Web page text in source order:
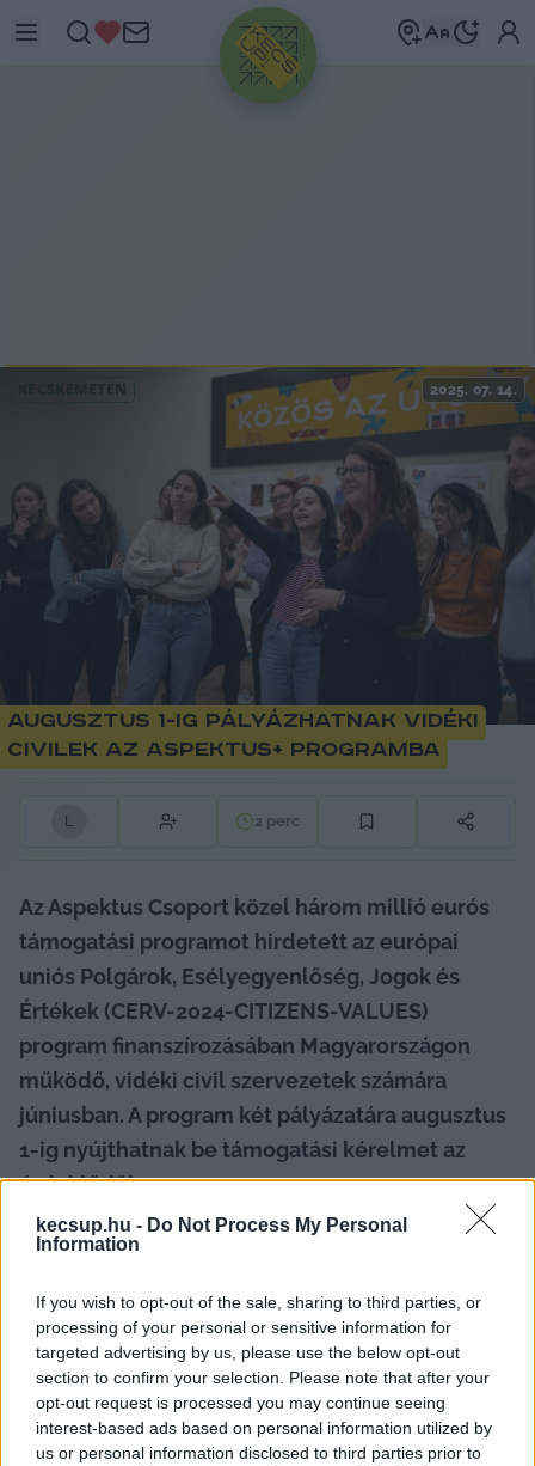
kecsup.hu - Do Not Process My Personal
Information
If you wish to opt-out of the sale, sharing to third parties, or
processing of your personal or sensitive information for
targeted advertising by us, please use the below opt-out
section to confirm your selection. Please note that after your
opt-out request is processed you may continue seeing
interest-based ads based on personal information utilized by
us or personal information disclosed to third parties prior to
HIRDETÉS
KECSKEMÉTEN 2025. 07. 14.
Augusztus 1-ig pályázhatnak vidéki
civilek az Aspektus+ programba
L 2 perc
Az Aspektus Csoport közel három millió eurós
támogatási programot hirdetett az európai
uniós Polgárok, Esélyegyenlőség, Jogok és
Értékek (CERV-2024-CITIZENS-VALUES)
program finanszírozásában Magyarországon
működő, vidéki civil szervezetek számára
júniusban. A program két pályázatára augusztus
1-ig nyújthatnak be támogatási kérelmet az
érdeklődők.
A pályázatok átfogó célja, hogy hozzájáruljon a
hosszú távú fenntarthatóságához egy olyan
társadalmi-politikai környezetben, ahol a civil
szféra működési feltételei folyamatosan
romlanak. A pályázat lehetőséget biztosít a
vidéki, közepes méretű szervezeteknek a stabil,